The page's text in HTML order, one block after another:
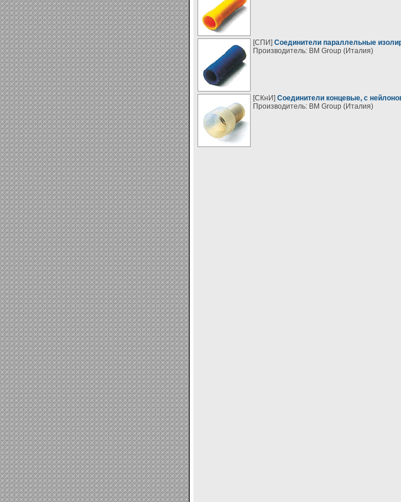
[СПИ] Соединители параллельные
Производитель: BM Group (Италия)
[СКнИ] Соединители концевые, с
Производитель: BM Group (Италия)